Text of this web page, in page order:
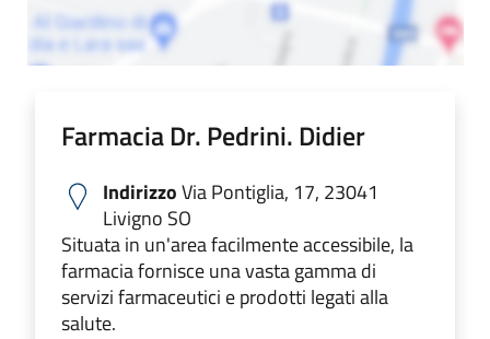
Farmacia Dr. Pedrini. Didier
IndirizzoVia Pontiglia, 17, 23041
Livigno SO
Situata in un'area facilmente accessibile, la
farmacia fornisce una vasta gamma di
servizi farmaceutici e prodotti legati alla
salute.